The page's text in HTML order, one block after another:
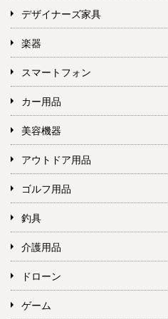
デザイナーズ家具
楽器
スマートフォン
カー用品
美容機器
アウトドア用品
ゴルフ用品
釣具
介護用品
ドローン
ゲーム